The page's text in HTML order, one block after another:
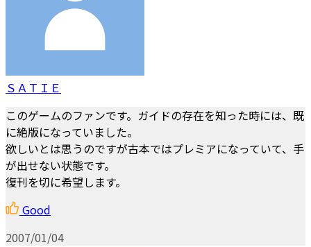
ＳＡＴＩＥ
このゲームのファンです。ガイドの存在を知った時には、既
に絶版になっていました。
欲しいとは思うのですが古本ではプレミアになっていて、手
が出せない状態です。
復刊を切に希望します。
Good
2007/01/04